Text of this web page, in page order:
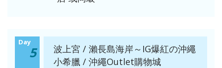
Day
5
波上宮 / 瀨長島海岸～IG爆紅の沖繩
小希臘 / 沖繩Outlet購物城